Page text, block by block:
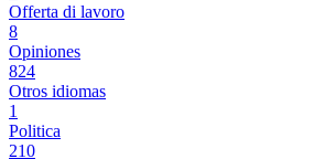
Offerta di lavoro
8
Opiniones
824
Otros idiomas
1
Politica
210